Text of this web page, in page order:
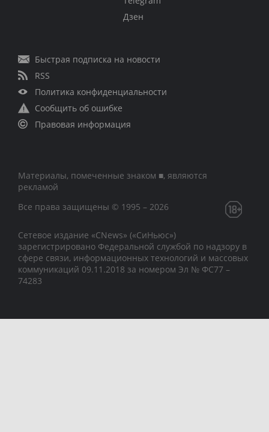
Дзен
Быстрая подписка на новости
RSS
Политика конфиденциальности
Сообщить об ошибке
Правовая информация
Материалы, помеченные знаком ■, являются
рекламой
Все права защищены © 1995 – 2026
Сетевое издание «CNews» («СиНьюс»)
зарегистрировано Федеральной службой по надзору в
сфере связи, информационных технологий и массовых
коммуникаций 09.11.2018 за номером Эл № ФС77 –
74283